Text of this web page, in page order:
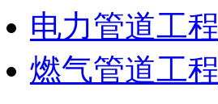
电力管道工程
燃气管道工程